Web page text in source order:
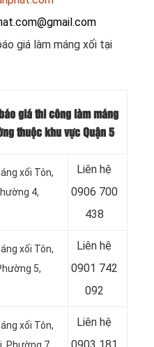
giá làm máng xối tại
giá thi công làm máng
thuộc khu vực Quận 5
xối Tôn,
4,
Liên hệ
0906 700
438
xối Tôn,
5,
Liên hệ
0901 742
092
xối Tôn,
Phường 7,
Liên hệ